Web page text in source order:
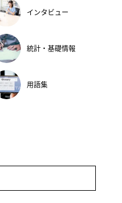
インタビュー
統計・基礎情報
用語集